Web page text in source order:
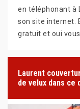
en téléphonant à
son site internet.
gratuit et oui
Laurent
de velux dans ce